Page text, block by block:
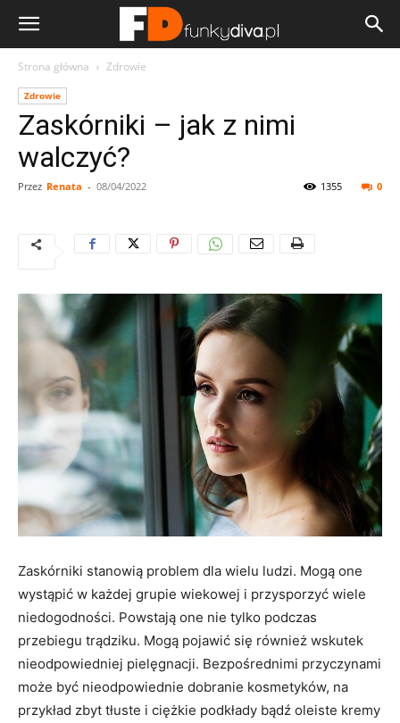
Strona główna Zdrowie
Zdrowie
Zaskórniki – jak z nimi
walczyć?
Przez Renata - 08/04/2022 0
1355
Zaskórniki stanowią problem dla wielu ludzi. Mogą one
wystąpić w każdej grupie wiekowej i przysporzyć wiele
niedogodności. Powstają one nie tylko podczas
przebiegu trądziku. Mogą pojawić się również wskutek
nieodpowiedniej pielęgnacji. Bezpośrednimi przyczynami
może być nieodpowiednie dobranie kosmetyków, na
przykład zbyt tłuste i ciężkie podkłady bądź oleiste kremy